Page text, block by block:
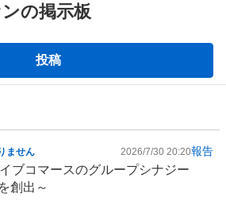
の掲示板
投稿
ません 2026/7/30 20:20報告
ブコマースのグループシナジー
創出～